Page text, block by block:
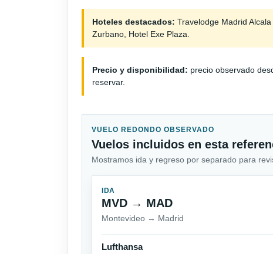
Hoteles destacados: Travelodge Madrid
Zurbano, Hotel Exe Plaza.
Precio y disponibilidad: precio observado
reservar.
VUELO REDONDO OBSERVADO
Vuelos incluidos en esta
Mostramos ida y regreso por separado para
IDA
MVD → MAD
Montevideo → Madrid
Lufthansa